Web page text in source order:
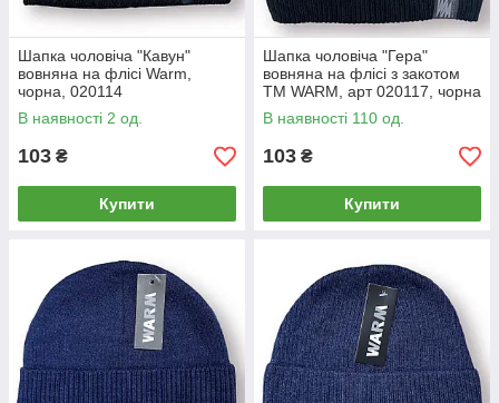
Шапка чоловіча "Кавун"
вовняна на флісі Warm,
чорна, 020114
В наявності 2 од.
103 ₴
Купити
Шапка чоловіча "Гера"
вовняна на флісі з закотом
ТМ WARM, арт 020117, чорна
В наявності 110 од.
103 ₴
Купити